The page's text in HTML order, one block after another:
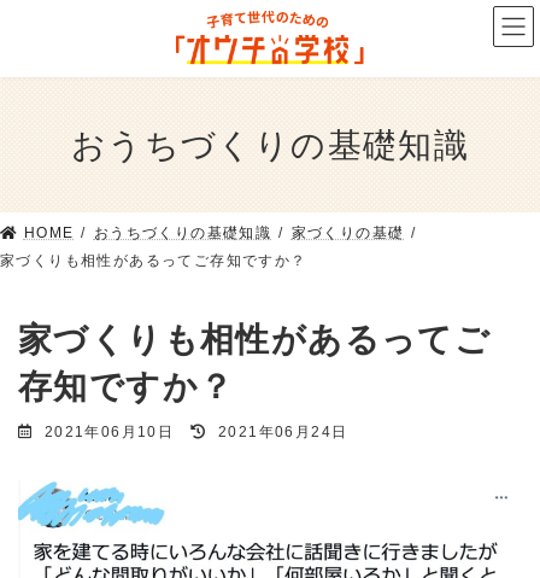
ン
ツ
へ
ス
キ
ッ
プ
ー
シ
ョ
ン
に
移
動
おうちづくりの基礎知識
HOME おうちづくりの基礎知識
家づくりの基礎
家づくりも相性があるってご存知ですか？
家づくりも相性があるってご
存知ですか？
2021年06月10日
最
日
時
2021年06月24日